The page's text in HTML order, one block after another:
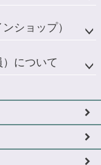
ショップ）
について